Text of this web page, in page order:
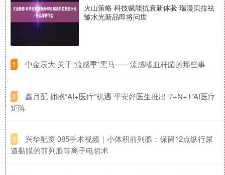
火山策略 科技赋能抗衰新体验 瑞漫贝拉祛
皱水光新品即将问世
1 ​中金辰大 关于“流感季”黑马——流感嗜血杆菌的那些事
2
​鑫月配 拥抱“AI+医疗”机遇 平安好医生推出“7+N+1”AI医疗
矩阵
3
​兴华配资 085手术视频｜小体积前列腺：保留12点纵行尿
道黏膜的前列腺等离子电切术